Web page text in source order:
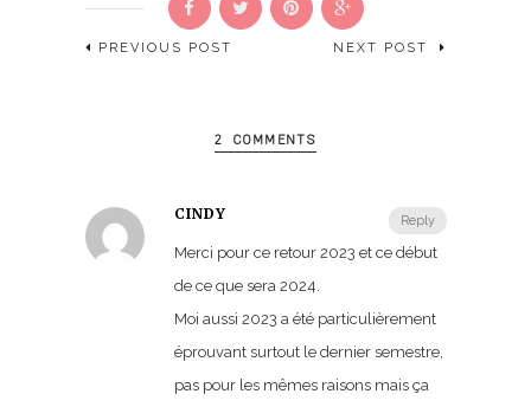
PREVIOUS POST NEXT POST
2 COMMENTS
Reply
CINDY
Merci pour ce retour 2023 et ce début
de ce que sera 2024.
Moi aussi 2023 a été particulièrement
éprouvant surtout le dernier semestre,
pas pour les mêmes raisons mais ça